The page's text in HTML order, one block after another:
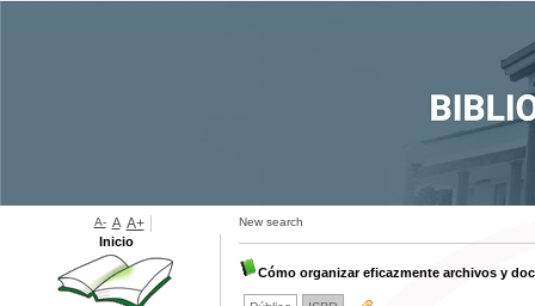
New search
Cómo organizar eficazmente archivos y
A- A A+
Inicio